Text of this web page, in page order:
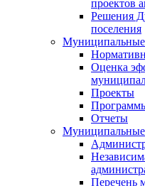
проектов
Решения
поселения
Оценка
Проекты
Отчеты
Муниципальные
Перечень